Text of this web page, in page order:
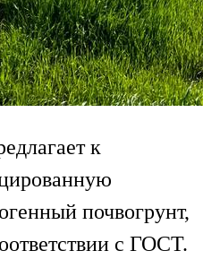
к
почвогрунт,
с ГОСТ.